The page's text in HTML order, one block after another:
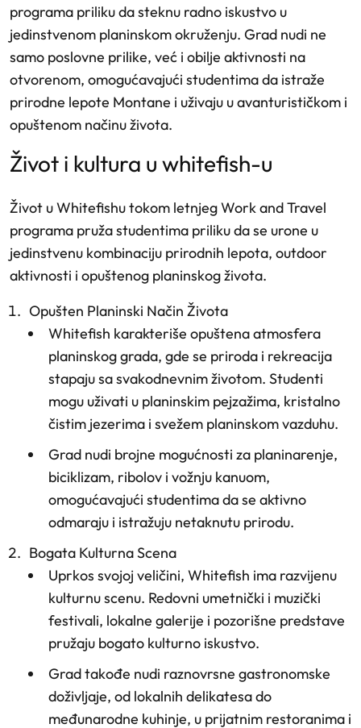
programa priliku da steknu radno iskustvo u
jedinstvenom planinskom okruženju. Grad nudi ne
samo poslovne prilike, već i obilje aktivnosti na
otvorenom, omogućavajući studentima da istraže
prirodne lepote Montane i uživaju u avanturističkom i
opuštenom načinu života.
život i kultura u whitefish-u
Život u Whitefishu tokom letnjeg Work and Travel
programa pruža studentima priliku da se urone u
jedinstvenu kombinaciju prirodnih lepota, outdoor
aktivnosti i opuštenog planinskog života.
Opušten Planinski Način Života
Whitefish karakteriše opuštena atmosfera
planinskog grada, gde se priroda i rekreacija
stapaju sa svakodnevnim životom. Studenti
mogu uživati u planinskim pejzažima, kristalno
čistim jezerima i svežem planinskom vazduhu.
Grad nudi brojne mogućnosti za planinarenje,
biciklizam, ribolov i vožnju kanuom,
omogućavajući studentima da se aktivno
odmaraju i istražuju netaknutu prirodu.
Bogata Kulturna Scena
Uprkos svojoj veličini, Whitefish ima razvijenu
kulturnu scenu. Redovni umetnički i muzički
festivali, lokalne galerije i pozorišne predstave
pružaju bogato kulturno iskustvo.
Grad takođe nudi raznovrsne gastronomske
doživljaje, od lokalnih delikatesa do
međunarodne kuhinje, u prijatnim restoranima i